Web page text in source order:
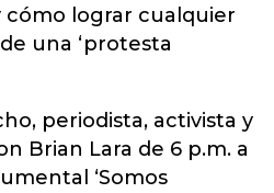
cómo lograr cualquier
una ‘protesta
periodista, activista y
Brian Lara de 6 p.m. a
‘Somos